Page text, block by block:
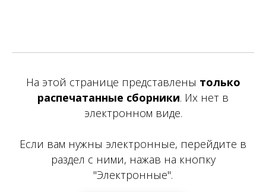
На этой странице представлены только
распечатанные сборники. Их нет в
электронном виде.
Если вам нужны электронные, перейдите в
раздел с ними, нажав на кнопку
"Электронные".